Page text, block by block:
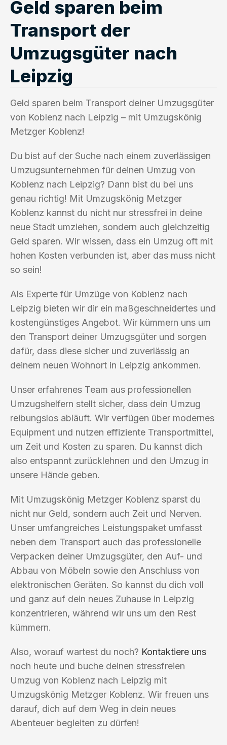
Geld sparen beim
Transport der
Umzugsgüter nach
Leipzig
Geld sparen beim Transport deiner Umzugsgüter
von Koblenz nach Leipzig – mit Umzugskönig
Metzger Koblenz!
Du bist auf der Suche nach einem zuverlässigen
Umzugsunternehmen für deinen Umzug von
Koblenz nach Leipzig? Dann bist du bei uns
genau richtig! Mit Umzugskönig Metzger
Koblenz kannst du nicht nur stressfrei in deine
neue Stadt umziehen, sondern auch gleichzeitig
Geld sparen. Wir wissen, dass ein Umzug oft mit
hohen Kosten verbunden ist, aber das muss nicht
so sein!
Als Experte für Umzüge von Koblenz nach
Leipzig bieten wir dir ein maßgeschneidertes und
kostengünstiges Angebot. Wir kümmern uns um
den Transport deiner Umzugsgüter und sorgen
dafür, dass diese sicher und zuverlässig an
deinem neuen Wohnort in Leipzig ankommen.
Unser erfahrenes Team aus professionellen
Umzugshelfern stellt sicher, dass dein Umzug
reibungslos abläuft. Wir verfügen über modernes
Equipment und nutzen effiziente Transportmittel,
um Zeit und Kosten zu sparen. Du kannst dich
also entspannt zurücklehnen und den Umzug in
unsere Hände geben.
Mit Umzugskönig Metzger Koblenz sparst du
nicht nur Geld, sondern auch Zeit und Nerven.
Unser umfangreiches Leistungspaket umfasst
neben dem Transport auch das professionelle
Verpacken deiner Umzugsgüter, den Auf- und
Abbau von Möbeln sowie den Anschluss von
elektronischen Geräten. So kannst du dich voll
und ganz auf dein neues Zuhause in Leipzig
konzentrieren, während wir uns um den Rest
kümmern.
Also, worauf wartest du noch? Kontaktiere uns
noch heute und buche deinen stressfreien
Umzug von Koblenz nach Leipzig mit
Umzugskönig Metzger Koblenz. Wir freuen uns
darauf, dich auf dem Weg in dein neues
Abenteuer begleiten zu dürfen!